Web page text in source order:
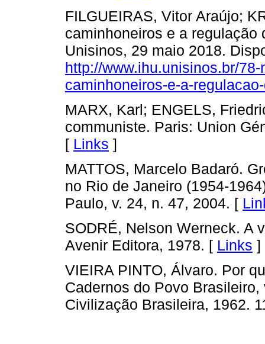
FILGUEIRAS, Vitor Araújo;
caminhoneiros e a
Unisinos, 29 maio 2018.
http://www.ihu.unisinos.br/
caminhoneiros-e-a-
MARX, Karl; ENGELS,
communiste. Paris: Union
[ Links ]
MATTOS, Marcelo Badaró.
no Rio de Janeiro (1954-
Paulo, v. 24, n. 47, 2004. [
SODRÉ, Nelson Werneck. A
Avenir Editora, 1978. [ Links ]
VIEIRA PINTO, Álvaro. Por
Cadernos do Povo
Civilização Brasileira, 1962.